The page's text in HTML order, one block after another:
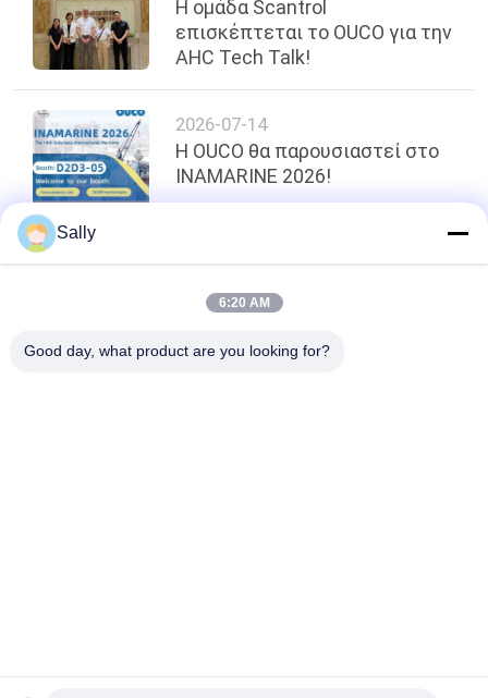
Η ομάδα Scantrol
επισκέπτεται το OUCO για την
AHC Tech Talk!
2026-07-14
Η OUCO θα παρουσιαστεί στο
INAMARINE 2026!
κορυφή
Sally
6:20 AM
Good day, what product are you looking for?